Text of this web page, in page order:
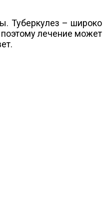
Туберкулез – широко
лечение может